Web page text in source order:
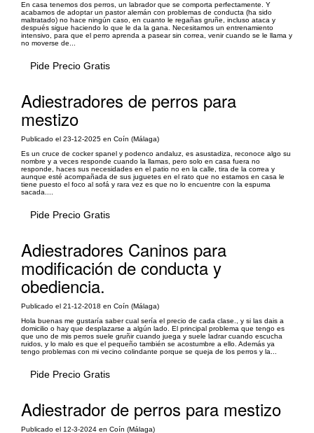
En casa tenemos dos perros, un labrador que se comporta perfectamente. Y
acabamos de adoptar un pastor alemán con problemas de conducta (ha sido
maltratado) no hace ningún caso, en cuanto le regañas gruñe, incluso ataca y
después sigue haciendo lo que le da la gana. Necesitamos un entrenamiento
intensivo, para que el perro aprenda a pasear sin correa, venir cuando se le llama y
no moverse de...
Pide Precio Gratis
Adiestradores de perros para
mestizo
Publicado el 23-12-2025 en Coín (Málaga)
Es un cruce de cocker spanel y podenco andaluz, es asustadiza, reconoce algo su
nombre y a veces responde cuando la llamas, pero solo en casa fuera no
responde, haces sus necesidades en el patio no en la calle, tira de la correa y
aunque esté acompañada de sus juguetes en el rato que no estamos en casa le
tiene puesto el foco al sofá y rara vez es que no lo encuentre con la espuma
sacada....
Pide Precio Gratis
Adiestradores Caninos para
modificación de conducta y
obediencia.
Publicado el 21-12-2018 en Coín (Málaga)
Hola buenas me gustaría saber cual sería el precio de cada clase., y si las dais a
domicilio o hay que desplazarse a algún lado. El principal problema que tengo es
que uno de mis perros suele gruñir cuando juega y suele ladrar cuando escucha
ruidos, y lo malo es que el pequeño también se acostumbre a ello. Además ya
tengo problemas con mi vecino colindante porque se queja de los perros y la...
Pide Precio Gratis
Adiestrador de perros para mestizo
Publicado el 12-3-2024 en Coín (Málaga)